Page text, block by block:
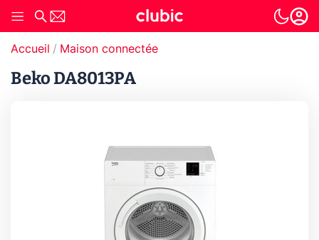
Accueil Maison connectée
Beko DA8013PA